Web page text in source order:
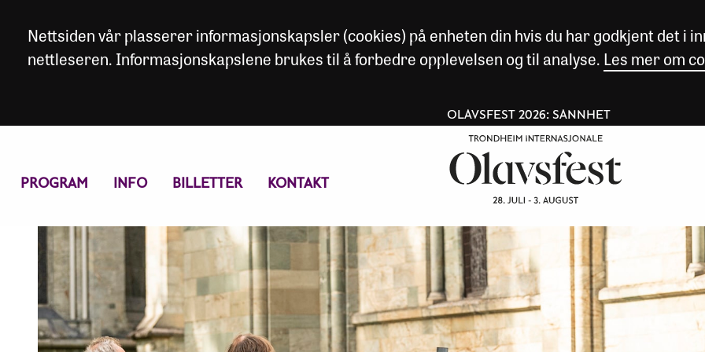
Nettsiden vår plasserer informasjonskapsler (cookies) på enheten din hvis du har godkjent det i
nettleseren. Informasjonskapslene brukes til å forbedre opplevelsen og til analyse. Les mer om
OLAVSFEST 2026: SANNHET
PROGRAM INFO BILLETTER KONTAKT